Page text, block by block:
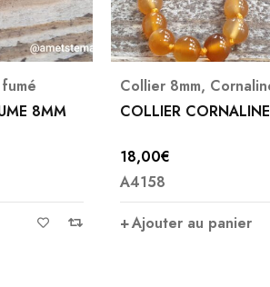
Collier 8mm, Cornaline
COLLIER CORNALINE 8MM
18,00€
A4158
Ajouter au panier